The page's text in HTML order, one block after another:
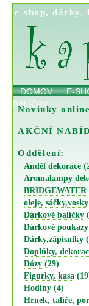
e-shop,dárky,
DOMOV E-
BALÍČKY
Novinky online
AKČNÍ
Oddělení:
Anděl dekorace
Aromalampy
BRIDGEWATER
oleje, sáčky,vosky
Dárkové balíčky
Dárkové poukazy
Dárky,zápisníky
Doplňky,
Dózy (29)
Figurky, kasa
Hodiny (4)
Hrnek, talíře,